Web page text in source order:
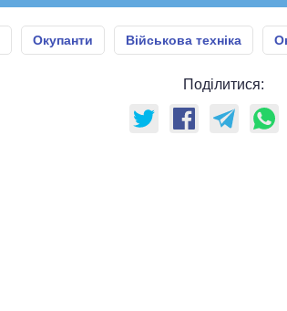
Окупанти Військова техніка
Поділитися: